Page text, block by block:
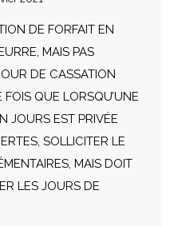
DE FORFAIT EN
MAIS PAS
DE CASSATION
QUE LORSQU’UNE
JOURS EST PRIVÉE
SOLLICITER LE
MAIS DOIT
LES JOURS DE